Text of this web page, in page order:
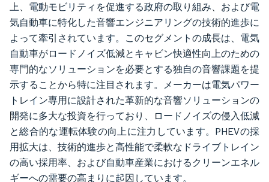
上、電動モビリティを促進する政府の取り組み、および電
気自動車に特化した音響エンジニアリングの技術的進歩に
よって牽引されています。このセグメントの成長は、電気
自動車がロードノイズ低減とキャビン快適性向上のための
専門的なソリューションを必要とする独自の音響課題を提
示することから特に注目されます。メーカーは電気パワー
トレイン専用に設計された革新的な音響ソリューションの
開発に多大な投資を行っており、ロードノイズの侵入低減
と総合的な運転体験の向上に注力しています。PHEVの採
用拡大は、技術的進歩と高性能で柔軟なドライブトレイン
の高い採用率、および自動車産業におけるクリーンエネル
ギーへの需要の高まりに起因しています。